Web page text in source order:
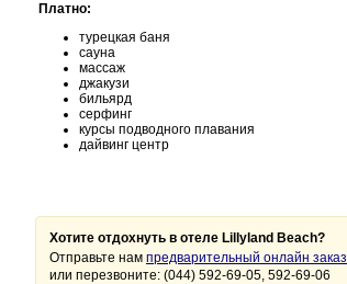
Платно:
турецкая баня
сауна
массаж
джакузи
бильярд
серфинг
курсы подводного плавания
дайвинг центр
Хотите отдохнуть в отеле Lillyland Beach?
Отправьте нам предварительный онлайн заказ
или перезвоните: (044) 592-69-05, 592-69-06